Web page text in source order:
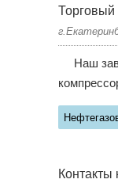
Наш
Контакты